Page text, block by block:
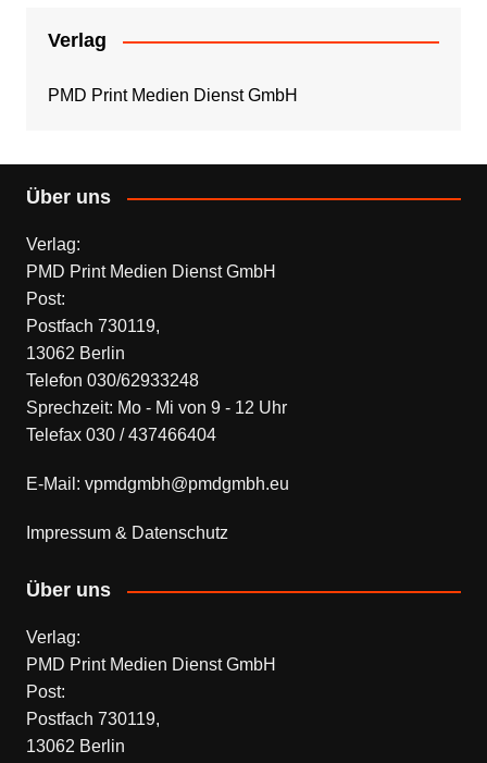
Verlag
PMD Print Medien Dienst GmbH
Über uns
Verlag:
PMD Print Medien Dienst GmbH
Post:
Postfach 730119,
13062 Berlin
Telefon 030/62933248
Sprechzeit: Mo - Mi von 9 - 12 Uhr
Telefax 030 / 437466404
E-Mail: vpmdgmbh@pmdgmbh.eu
Impressum & Datenschutz
Über uns
Verlag:
PMD Print Medien Dienst GmbH
Post:
Postfach 730119,
13062 Berlin